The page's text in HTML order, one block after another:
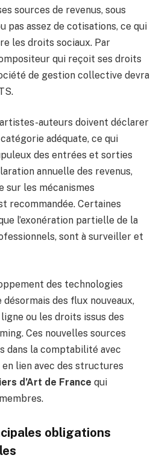
sources de revenus, sous
pas assez de cotisations, ce qui
les droits sociaux. Par
qui reçoit ses droits
de gestion collective devra
auteurs doivent déclarer
adéquate, ce qui
des entrées et sorties
annuelle des revenus,
sur les mécanismes
recommandée. Certaines
l’exonération partielle de la
sont à surveiller et
des technologies
des flux nouveaux,
ou les droits issus des
Ces nouvelles sources
dans la comptabilité avec
en lien avec des structures
d’Art de France qui
obligations